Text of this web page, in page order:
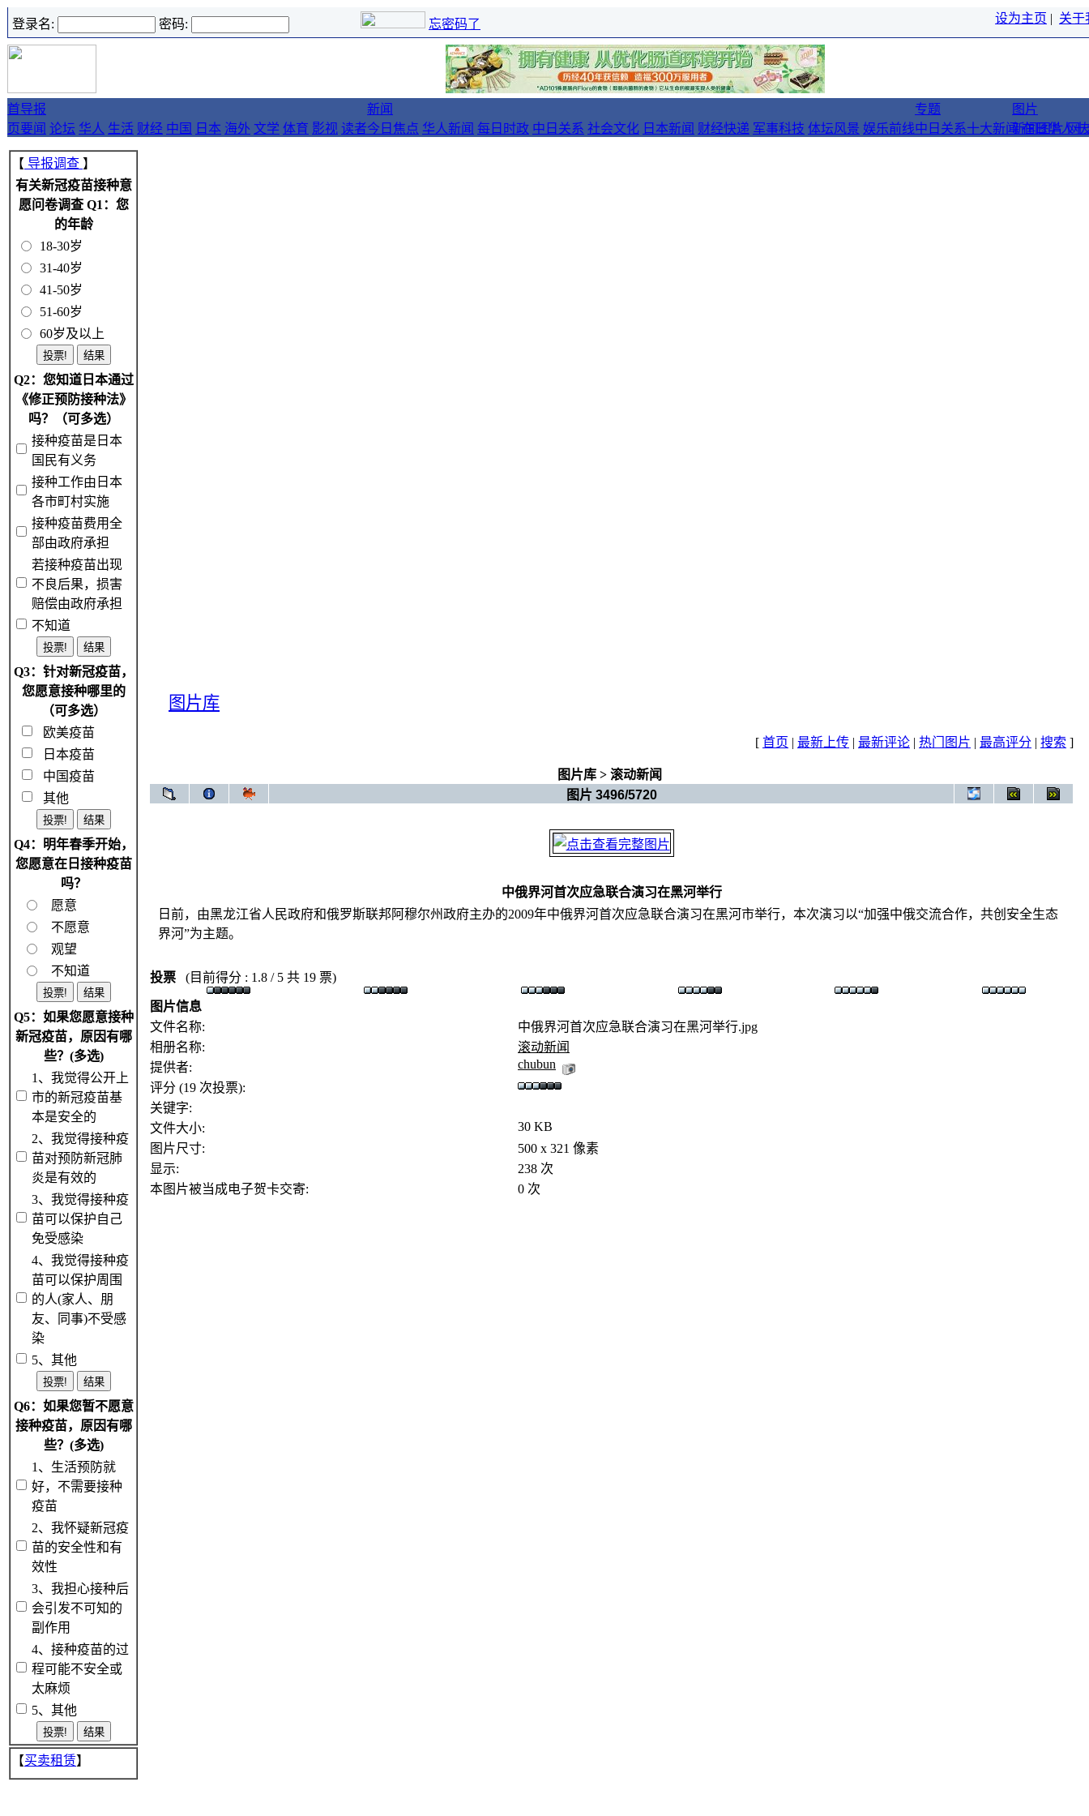
登录名: 密码: 忘密码了 设为主页 | 关于
首
页
导报
要闻 论坛 华人 生活 财经 中国 日本 海外 文学 体育 影视 读者
新闻
今日焦点 华人新闻 每日时政 中日关系 社会文化 日本新闻 财经快递 军事科技 体坛风景 娱乐前线
专题
中日关系十大新闻 在日华人
图片
新闻图片 网
【 导报调查 】
有关新冠疫苗接种意
愿问卷调查 Q1：您
的年龄
18-30岁
31-40岁
41-50岁
51-60岁
60岁及以上
Q2：您知道日本通过
《修正预防接种法》
吗？（可多选）
接种疫苗是日本
国民有义务
接种工作由日本
各市町村实施
接种疫苗费用全
部由政府承担
若接种疫苗出现
不良后果，损害
赔偿由政府承担
不知道
Q3：针对新冠疫苗，
您愿意接种哪里的
（可多选）
欧美疫苗
日本疫苗
中国疫苗
其他
Q4：明年春季开始，
您愿意在日接种疫苗
吗？
愿意
不愿意
观望
不知道
Q5：如果您愿意接种
新冠疫苗，原因有哪
些？(多选)
1、我觉得公开上
市的新冠疫苗基
本是安全的
2、我觉得接种疫
苗对预防新冠肺
炎是有效的
3、我觉得接种疫
苗可以保护自己
免受感染
4、我觉得接种疫
苗可以保护周围
的人(家人、朋
友、同事)不受感
染
5、其他
Q6：如果您暂不愿意
接种疫苗，原因有哪
些？(多选)
1、生活预防就
好，不需要接种
疫苗
2、我怀疑新冠疫
苗的安全性和有
效性
3、我担心接种后
会引发不可知的
副作用
4、接种疫苗的过
程可能不安全或
太麻烦
5、其他
【买卖租赁】
图片库
[ 首页 | 最新上传 | 最新评论 | 热门图片 | 最高评分 | 搜索 ]
图片库 > 滚动新闻
图片 3496/5720
中俄界河首次应急联合演习在黑河举行
日前，由黑龙江省人民政府和俄罗斯联邦阿穆尔州政府主办的2009年中俄界河首次应急联合演习在黑河市举行，本次演习以“加强中俄交流合作，共创安全生态
界河”为主题。
投票 (目前得分 : 1.8 / 5 共 19 票)
图片信息
文件名称:
中俄界河首次应急联合演习在黑河举行.jpg
相册名称:
滚动新闻
提供者:
chubun
评分 (19 次投票):
关键字:
文件大小:
30 KB
图片尺寸:
500 x 321 像素
显示:
238 次
本图片被当成电子贺卡交寄:
0 次